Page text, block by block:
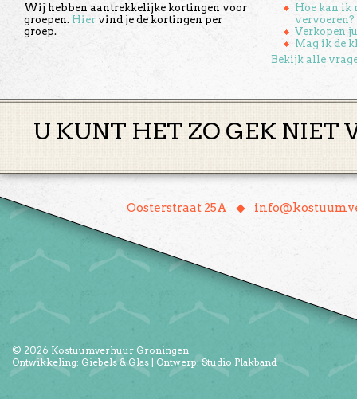
Wij hebben aantrekkelijke kortingen voor
groepen. Hier vind je de kortingen per
groep.
Hoe kan ik
vervoeren?
Verkopen
Mag ik de
Bekijk alle
U KUNT HET ZO GEK NIET
Oosterstraat 25A ♦
© 2026 Kostuumverhuur Groningen
Ontwikkeling: Giebels & Glas | Ontwerp:Studio Plakband